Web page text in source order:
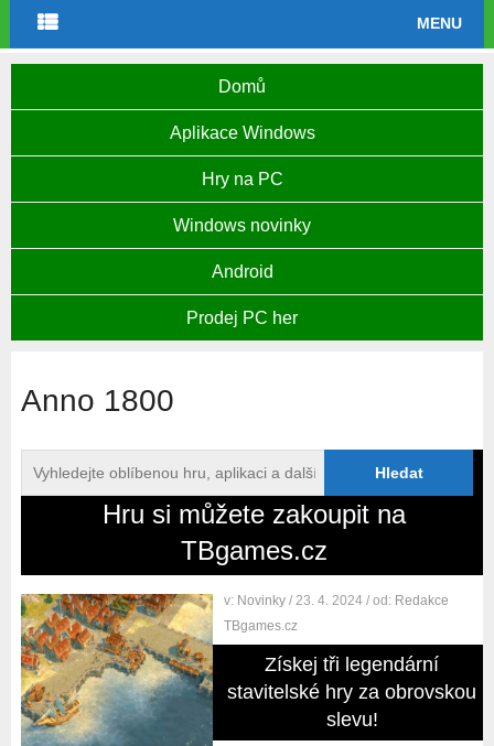
MENU
Domů
Aplikace Windows
Hry na PC
Windows novinky
Android
Prodej PC her
Anno 1800
Hru si můžete zakoupit na
TBgames.cz
v: Novinky / 23. 4. 2024 / od: Redakce
TBgames.cz
Získej tři legendární
stavitelské hry za obrovskou
slevu!